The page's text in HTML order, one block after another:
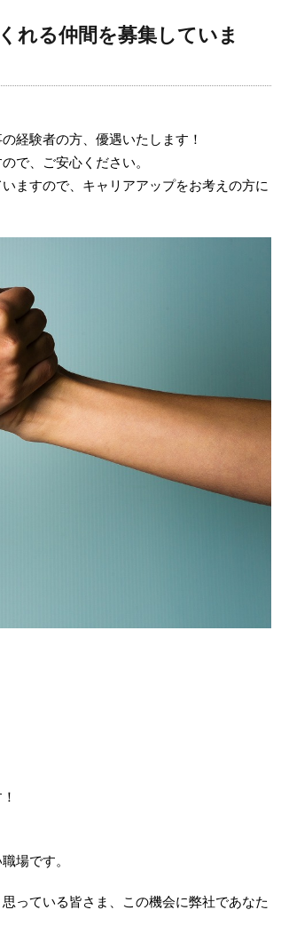
れる仲間を募集していま
経験者の方、優遇いたします！
で、ご安心ください。
ますので、キャリアアップをお考えの方に
場です。
っている皆さま、この機会に弊社であなた